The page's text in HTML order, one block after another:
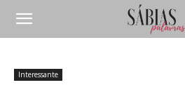
Interessante